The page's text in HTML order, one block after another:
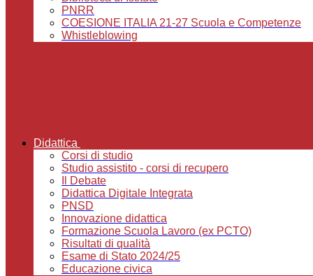
PNRR
COESIONE ITALIA 21-27 Scuola e Competenze
Whistleblowing
Didattica
Corsi di studio
Studio assistito - corsi di recupero
Il Debate
Didattica Digitale Integrata
PNSD
Innovazione didattica
Formazione Scuola Lavoro (ex PCTO)
Risultati di qualità
Esame di Stato 2024/25
Educazione civica